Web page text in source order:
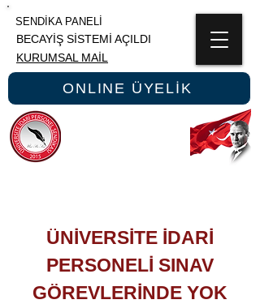
SENDİKA PANELİ
BECAYİŞ SİSTEMİ AÇILDI
KURUMSAL MAİL
ONLINE ÜYELİK
ÜNİVERSİTE İDARİ
PERSONELİ SINAV
GÖREVLERİNDE YOK